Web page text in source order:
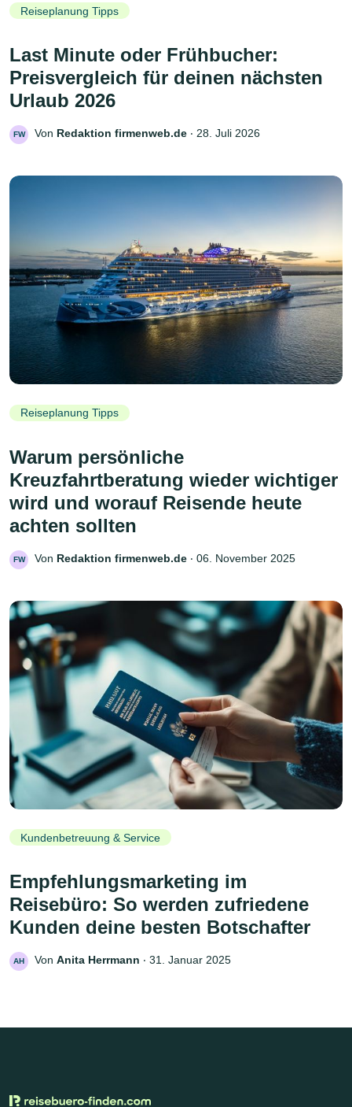
Reiseplanung Tipps
Last Minute oder Frühbucher:
Preisvergleich für deinen nächsten
Urlaub 2026
FW Von Redaktion firmenweb.de ‧ 28. Juli 2026
Reiseplanung Tipps
Warum persönliche
Kreuzfahrtberatung wieder wichtiger
wird und worauf Reisende heute
achten sollten
FW Von Redaktion firmenweb.de ‧ 06. November 2025
Kundenbetreuung & Service
Empfehlungsmarketing im
Reisebüro: So werden zufriedene
Kunden deine besten Botschafter
AH Von Anita Herrmann ‧ 31. Januar 2025